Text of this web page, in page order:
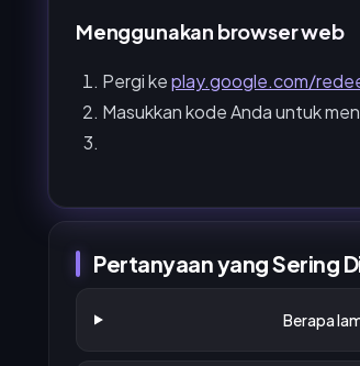
Menggunakan browser web
Pergi keplay.google.com/
Masukkan kode Anda untuk
Pertanyaan yang Sering
Berapa